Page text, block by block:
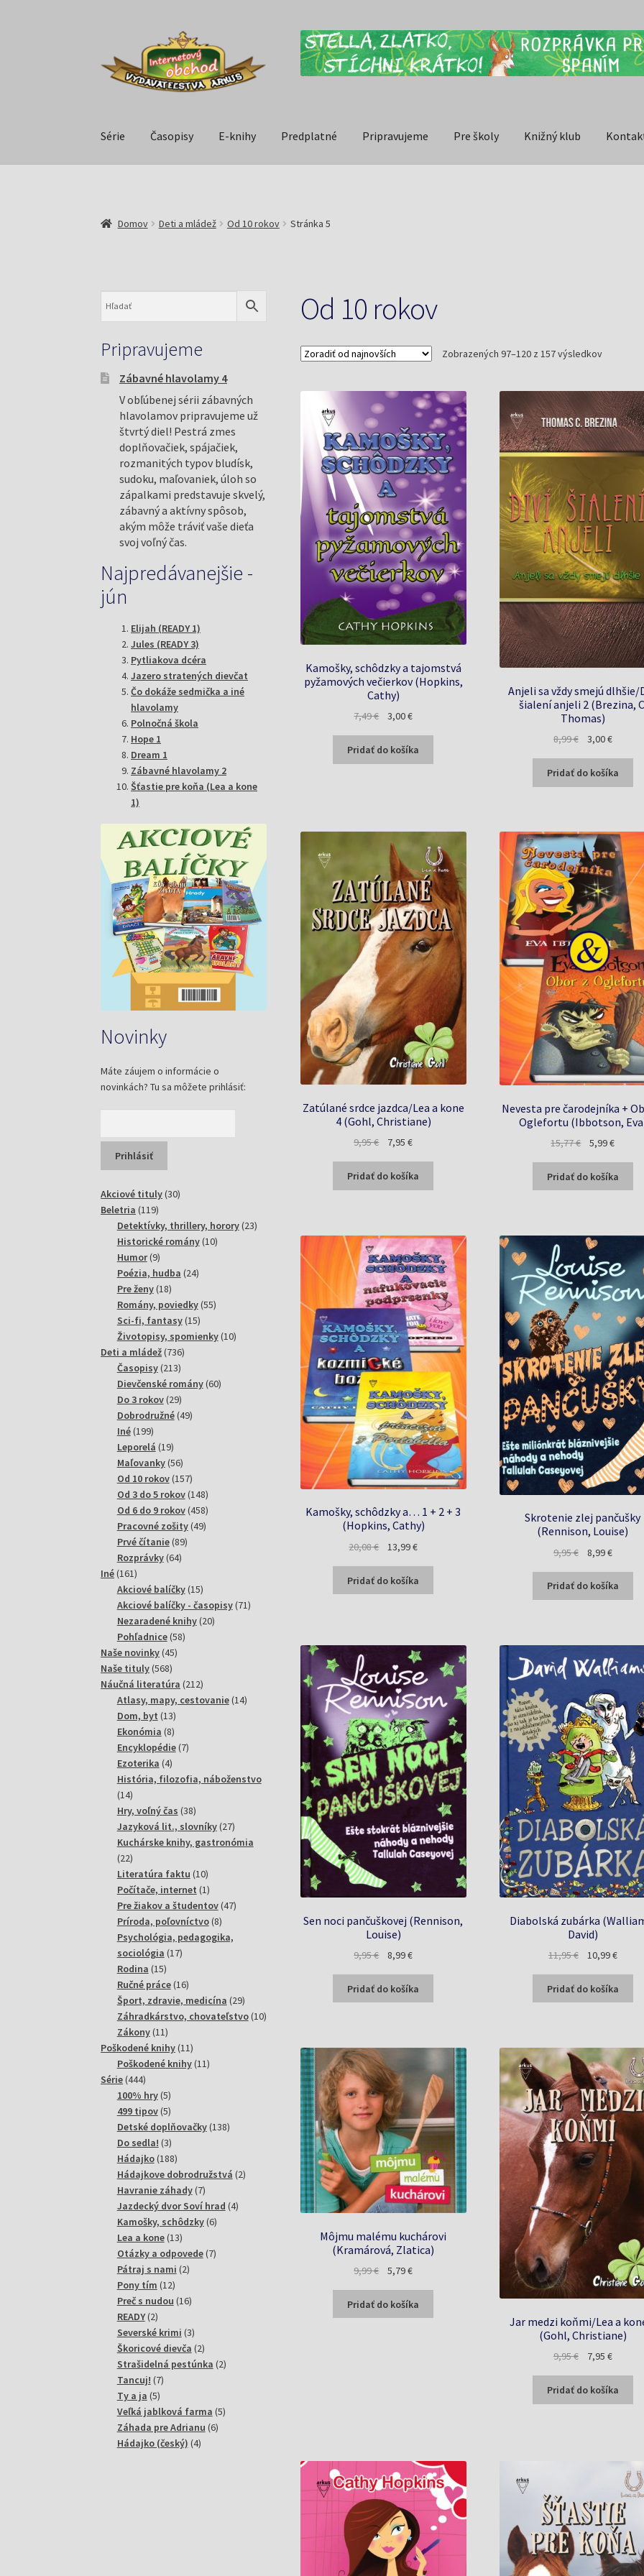
Série Časopisy E-knihy Predplatné Pripravujeme Pre školy Knižný klub
Domov Deti a mládež Od 10 rokov Stránka 5
Od 10 rokov
Zobrazených 97–120 z 157 výsledkovZoradené
Kamošky, schôdzky a tajomstvá
pyžamových večierkov (Hopkins,
Cathy)
7,49€
Pôvodná
bola:
7,49 €.
3,00€Aktuálna
je:
3,00 €.
Pridať do košíka
Anjeli sa vždy smejú dlhšie/
šialení anjeli 2 (Brezina,
Thomas)
8,99€
Pôvodná
bola:
8,99 €.
3,00€Aktuálna
je:
3,00 €.
Pridať do košíka
Zatúlané srdce jazdca/Lea a kone
4 (Gohl, Christiane)
9,95€
Pôvodná
bola:
9,95 €.
7,95€Aktuálna
je:
7,95 €.
Pridať do košíka
Nevesta pre čarodejníka +
Oglefortu (Ibbotson,
15,77€
Pôvodná
bola:
15,77 €.
5,99€Aktuálna
je:
5,99 €.
Pridať do košíka
Kamošky, schôdzky a… 1 + 2 + 3
(Hopkins, Cathy)
20,08€
Pôvodná
bola:
20,08 €.
13,99€Aktuálna
je:
13,99 €.
Pridať do košíka
Skrotenie zlej pančušky
(Rennison, Louise)
9,95€
Pôvodná
bola:
9,95 €.
8,99€Aktuálna
je:
8,99 €.
Pridať do košíka
Sen noci pančuškovej (Rennison,
Louise)
9,95€
Pôvodná
bola:
9,95 €.
8,99€Aktuálna
je:
8,99 €.
Pridať do košíka
Diabolská zubárka
David)
11,95€
Pôvodná
bola:
11,95 €.
10,99€
je:
10,99 €.
Pridať do košíka
Môjmu malému kuchárovi
(Kramárová, Zlatica)
9,99€
Pôvodná
bola:
9,99 €.
5,79€Aktuálna
je:
5,79 €.
Pridať do košíka
Jar medzi koňmi/Lea a
(Gohl, Christiane)
9,95€
Pôvodná
bola:
9,95 €.
7,95 €Aktuálna
je:
7,95 €.
Pridať do košíka
Pripravujeme
Zábavné hlavolamy 4
V obľúbenej sérii zábavných
hlavolamov pripravujeme už
štvrtý diel! Pestrá zmes
doplňovačiek, spájačiek,
rozmanitých typov bludísk,
sudoku, maľovaniek, úloh so
zápalkami predstavuje skvelý,
zábavný a aktívny spôsob,
akým môže tráviť vaše dieťa
svoj voľný čas.
Najpredávanejšie -
jún
Elijah (READY 1)
Jules (READY 3)
Pytliakova dcéra
Jazero stratených dievčat
Čo dokáže sedmička a iné
hlavolamy
Polnočná škola
Hope 1
Dream 1
Zábavné hlavolamy 2
Šťastie pre koňa (Lea a kone
1)
Novinky
Máte záujem o informácie o
novinkách? Tu sa môžete prihlásiť:
Akciové tituly 3030
Beletria 119119
produktov
Detektívky, thrillery, horory 2323
Historické romány 1010
Humor 99
produktov
Poézia, hudba 2424
Pre ženy 1818
produktov
Romány, poviedky 5555
Sci-fi, fantasy 1515
produktov
Životopisy, spomienky 1010
Deti a mládež 736736
Časopisy 213213
produktov
Dievčenské romány 6060
Do 3 rokov 2929
produktov
Dobrodružné 4949
Iné 199199
produktov
Leporelá 1919
produktov
Maľovanky 5656
produktov
Od 10 rokov 157157
produktov
Od 3 do 5 rokov 148148
produktov
Od 6 do 9 rokov 458458
produktov
Pracovné zošity 4949
Prvé čítanie 8989
Rozprávky 6464
Iné 161161
produktov
Akciové balíčky 1515
produktov
Akciové balíčky - časopisy 7171
Nezaradené knihy 2020
Pohľadnice 5858
Naše novinky 4545
Naše tituly 568568
produktov
Náučná literatúra 212212
produktov
Atlasy, mapy, cestovanie 1414
Dom, byt 1313
produktov
Ekonómia 88
produktov
Encyklopédie 77
Ezoterika 44
produkty
História, filozofia, náboženstvo
1414
produktov
Hry, voľný čas 3838
produktov
Jazyková lit., slovníky 2727
produktov
Kuchárske knihy, gastronómia
2222
produktov
Literatúra faktu 1010
produktov
Počítače, internet 11
produkt
Pre žiakov a študentov 4747
Príroda, poľovníctvo 88
produktov
Psychológia, pedagogika,
sociológia 1717
Rodina 1515
produktov
Ručné práce 1616
produktov
Šport, zdravie, medicína 2929
produktov
Záhradkárstvo, chovateľstvo 1010
Zákony 1111
produktov
Poškodené knihy 1111
produktov
Poškodené knihy 1111
Série 444444
produktov
100% hry 55
produktov
499 tipov 55
produktov
Detské doplňovačky 138138
Do sedla! 33
produkty
Hádajko 188188
produktov
Hádajkove dobrodružstvá 22
Havranie záhady 77
produktov
Jazdecký dvor Soví hrad 44
Kamošky, schôdzky 66
Lea a kone 1313
produktov
Otázky a odpovede 77
Pátraj s nami 22
Pony tím 1212
produktov
Preč s nudou 1616
READY 22
produkty
Severské krimi 33
produkty
Škoricové dievča 22
produkty
Strašidelná pestúnka 22
Tancuj! 77
Ty a ja 55
produktov
Veľká jablková farma 55
Záhada pre Adrianu 66
Hádajko (český) 44